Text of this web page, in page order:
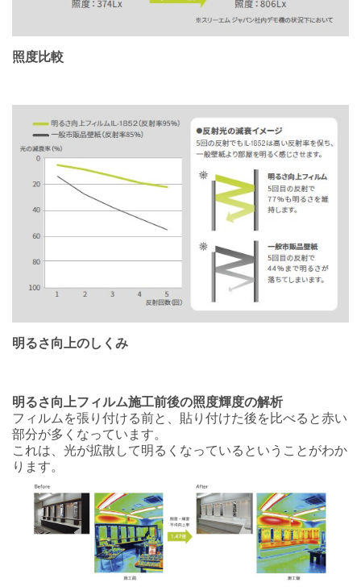
照度比較
明るさ向上のしくみ
明るさ向上フィルム施工前後の照度輝度の解析
フィルムを張り付ける前と、貼り付けた後を比べると赤い
部分が多くなっています。
これは、光が拡散して明るくなっているということがわか
ります。